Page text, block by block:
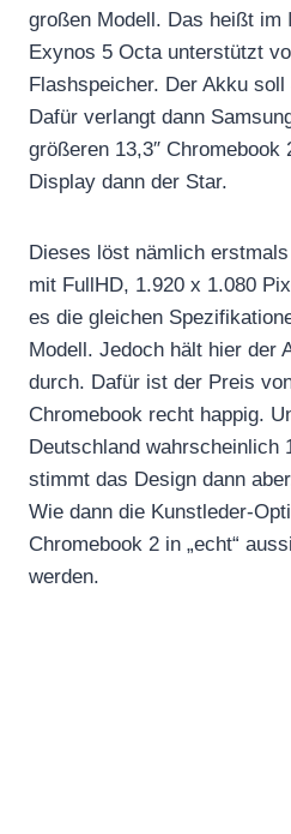
großen Modell. Das heißt im
Exynos 5 Octa unterstützt
Flashspeicher. Der Akku
Dafür verlangt dann
größeren 13,3″
Display dann der Star.
Dieses löst nämlich
mit FullHD, 1.920 x 1.080
es die gleichen
Modell. Jedoch hält hier der
durch. Dafür ist der Preis
Chromebook recht happig.
Deutschland wahrscheinlich
stimmt das Design dann
Wie dann die Kunstleder-
Chromebook 2 in „echt“
werden.